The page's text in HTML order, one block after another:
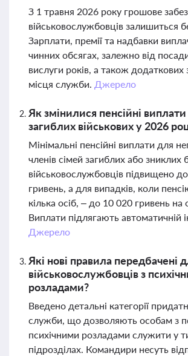
З 1 травня 2026 року грошове
військовослужбовців залишиться
Зарплати, премії та надбавки
чинних обсягах, залежно від
вислуги років, а також додаткових
місця служби. Джерело
Як змінилися пенсійні
загиблих військових у 2026
Мінімальні пенсійні виплати для
членів сімей загиблих або зниклих
військовослужбовців підвищено
гривень, а для випадків, коли
кілька осіб, – до 10 020 гривень на
Виплати підлягають автоматичній
Джерело
Які нові правила передбачені
військовослужбовців з
розладами?
Введено детальні категорії
служби, що дозволяють особам з
психічними розладами служити у
підрозділах. Командири несуть